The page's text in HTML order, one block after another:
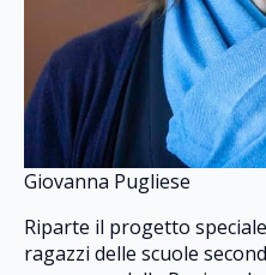
Giovanna Pugliese
Riparte il progetto
ragazzi delle scuole